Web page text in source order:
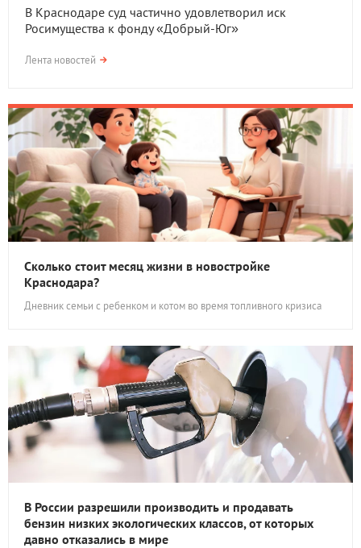
В Краснодаре суд частично удовлетворил иск
Росимущества к фонду «Добрый-Юг»
Лента новостей
Сколько стоит месяц жизни в новостройке
Краснодара?
Дневник семьи с ребенком и котом во время топливного кризиса
В России разрешили производить и продавать
бензин низких экологических классов, от которых
давно отказались в мире